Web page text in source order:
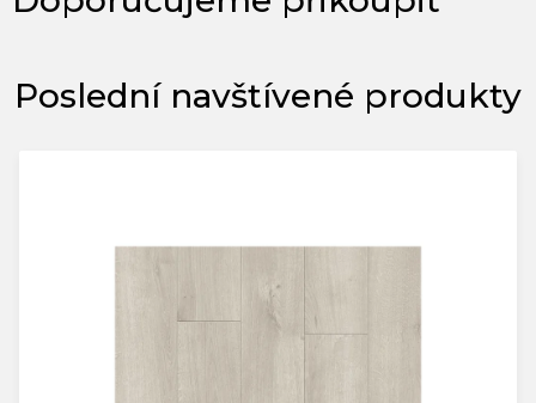
Poslední navštívené produkty